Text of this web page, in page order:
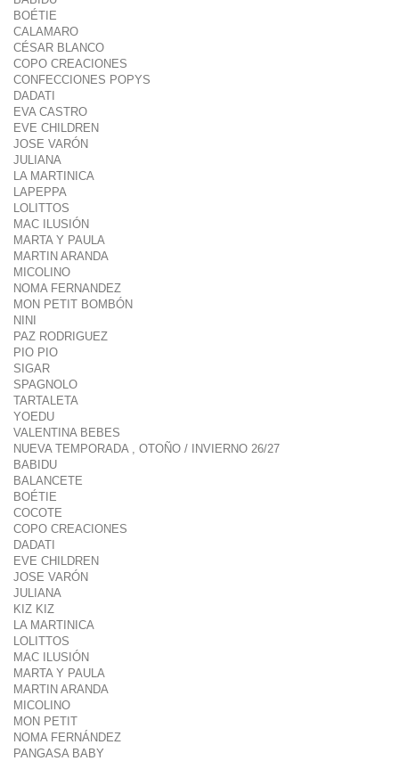
BOÉTIE
CALAMARO
CÉSAR BLANCO
COPO CREACIONES
CONFECCIONES POPYS
DADATI
EVA CASTRO
EVE CHILDREN
JOSE VARÓN
JULIANA
LA MARTINICA
LAPEPPA
LOLITTOS
MAC ILUSIÓN
MARTA Y PAULA
MARTIN ARANDA
MICOLINO
NOMA FERNANDEZ
MON PETIT BOMBÓN
NINI
PAZ RODRIGUEZ
PIO PIO
SIGAR
SPAGNOLO
TARTALETA
YOEDU
VALENTINA BEBES
NUEVA TEMPORADA , OTOÑO / INVIERNO 26/27
BABIDU
BALANCETE
BOÉTIE
COCOTE
COPO CREACIONES
DADATI
EVE CHILDREN
JOSE VARÓN
JULIANA
KIZ KIZ
LA MARTINICA
LOLITTOS
MAC ILUSIÓN
MARTA Y PAULA
MARTIN ARANDA
MICOLINO
MON PETIT
NOMA FERNÁNDEZ
PANGASA BABY